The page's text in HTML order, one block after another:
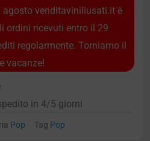
agosto venditaviniliusati.it è
ordini ricevuti entro il 29
regolarmente. Torniamo il
vacanze!
in 4/5 giorni
Pop Tag Pop